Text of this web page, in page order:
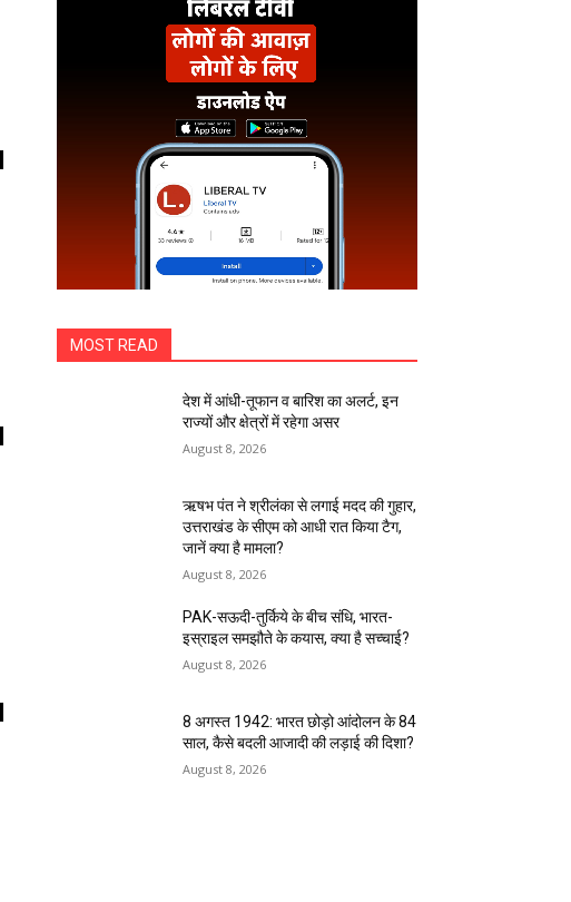
MOST READ
देश में आंधी-तूफान व बारिश का अलर्ट, इन
राज्यों और क्षेत्रों में रहेगा असर
August 8, 2026
ऋषभ पंत ने श्रीलंका से लगाई मदद की गुहार,
उत्तराखंड के सीएम को आधी रात किया टैग,
जानें क्या है मामला?
August 8, 2026
PAK-सऊदी-तुर्किये के बीच संधि, भारत-
इस्राइल समझौते के कयास, क्या है सच्चाई?
August 8, 2026
8 अगस्त 1942: भारत छोड़ो आंदोलन के 84
साल, कैसे बदली आजादी की लड़ाई की दिशा?
August 8, 2026